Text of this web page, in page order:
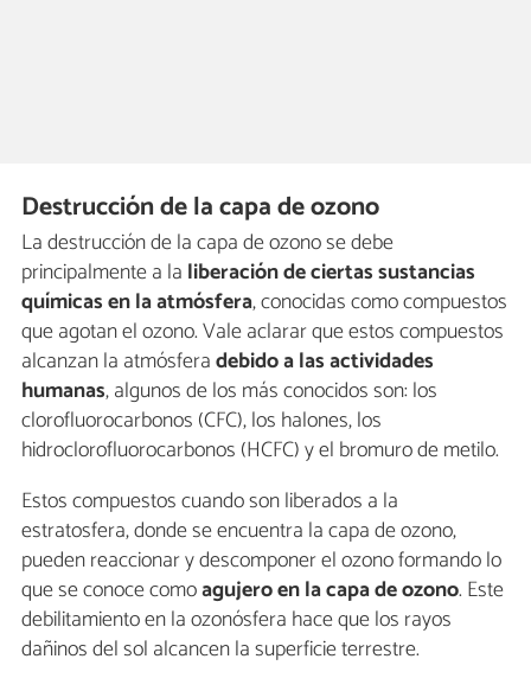
Destrucción de la capa de ozono
La destrucción de la capa de ozono se debe
principalmente a la liberación de ciertas sustancias
químicas en la atmósfera, conocidas como compuestos
que agotan el ozono. Vale aclarar que estos compuestos
alcanzan la atmósferadebido a las actividades
humanas, algunos de los más conocidos son: los
clorofluorocarbonos (CFC), los halones, los
hidroclorofluorocarbonos (HCFC) y el bromuro de metilo.
Estos compuestos cuando son liberados a la
estratosfera, donde se encuentra la capa de ozono,
pueden reaccionar y descomponer el ozono formando lo
que se conoce comoagujero en la capa de ozono. Este
debilitamiento en la ozonósfera hace que los rayos
dañinos del sol alcancen la superficie terrestre.